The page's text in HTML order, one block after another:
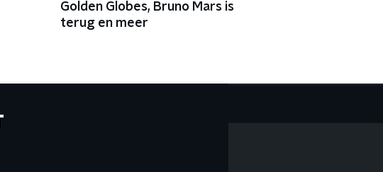
Golden Globes, Bruno Mars is
terug en meer